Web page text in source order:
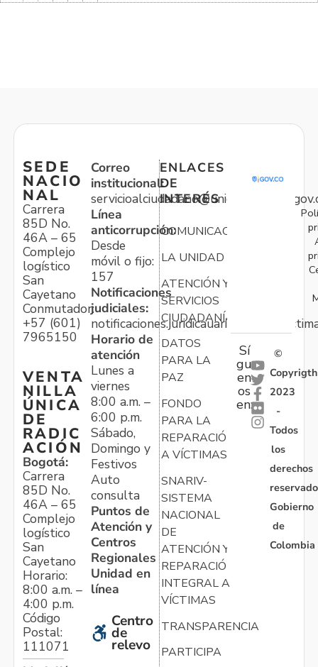
SEDE
NACIO
NAL
Carrera
85D No.
46A – 65
Complejo
logístico
San
Cayetano
Conmutador:
+57 (601)
7965150
VENTA
NILLA
ÚNICA
DE
RADIC
ACIÓN
Bogotá:
Carrera
85D No.
46A – 65
Complejo
logístico
San
Cayetano
Horario:
8:00 a.m. –
4:00 p.m.
Código
Postal:
111071
Correo
institucional:
Línea
anticorrupción:
Desde
móvil o fijo:
157
Notificaciones
judiciales:
Horario de
atención
Lunes a
viernes
8:00 a.m. –
6:00 p.m.
Sábado,
Domingo y
Festivos
Auto
consulta
Puntos de
Atención y
Centros
Regionales
Unidad en
línea
Centro
de
relevo
ENLACES
DE
INTERÉS
COMUNICACIONES
LA UNIDAD
ATENCIÓN Y
SERVICIOS
CIUDADANÍA
DATOS
PARA LA
PAZ
FONDO
PARA LA
REPARACIÓN
A VÍCTIMAS
SNARIV-
SISTEMA
NACIONAL
DE
ATENCIÓN Y
REPARACIÓN
INTEGRAL A
VÍCTIMAS
TRANSPARENCIA
PARTICIPA
Sí
gu
en
os
en:
©
Copyrigth
2023
-
Todos
los
derechos
Gobierno
de
Colombia